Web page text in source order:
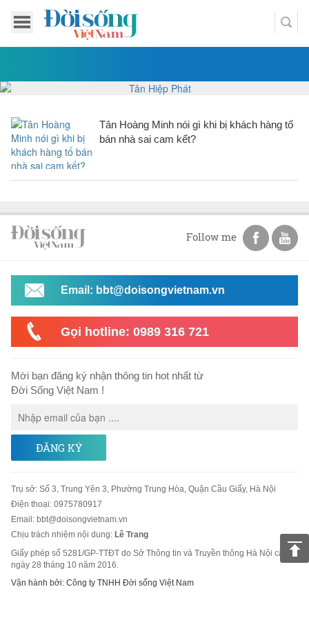
Tân Hoàng Minh nói gì khi bị khách hàng tố
bán nhà sai cam kết?
Follow me
Email: bbt@doisongvietnam.vn
Gọi hotline: 0989 316 721
Mời bạn đăng ký nhận thông tin hot nhất từ
Đời Sống Việt Nam !
ĐĂNG KÝ
Trụ sở: Số 3, Trung Yên 3, Phường Trung Hòa, Quận Cầu Giấy, Hà Nội
Điện thoại: 0975780917
Email : bbt@doisongvietnam.vn
Chịu trách nhiệm nội dung: Lê Trang
Giấy phép số 5281/GP-TTĐT do Sở Thông tin và Truyền thông Hà Nội cấp
ngày 28 tháng 10 năm 2016.
Vận hành bởi: Công ty TNHH Đời sống Việt Nam